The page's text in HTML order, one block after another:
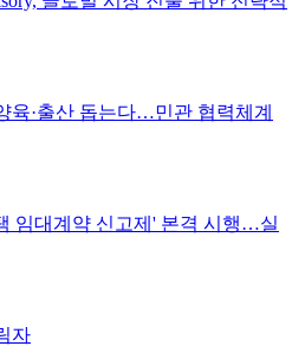
육·출산 돕는다…민관 협력체계
임대계약 신고제' 본격 시행…실
자